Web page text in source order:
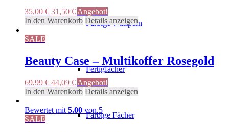
Farbige Wimpern
Fertigfächer
Farbige Fächer
35,00€ Ursprünglicher
Preis
31,50 €Aktueller
Preis
Angebot!
In den Warenkorb Details anzeigen
SALE
Beauty Case – Multikoffer Rosegold
69,99€ Ursprünglicher
Preis
69,99 €
44,09 €Aktueller
Preis
44,09 €.
Angebot!
In den Warenkorb Details anzeigen
Bewertet mit 5.00 von 5
SALE